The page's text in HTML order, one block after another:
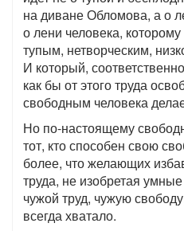
на диване Обломова, а о
о лени человека,
тупым, нетворческим,
И который,
как бы от этого труда
свободным человека
Но по-настоящему
тот, кто способен свою
более, что желающих
труда, не изобретая
чужой труд, чужую
всегда хватало.